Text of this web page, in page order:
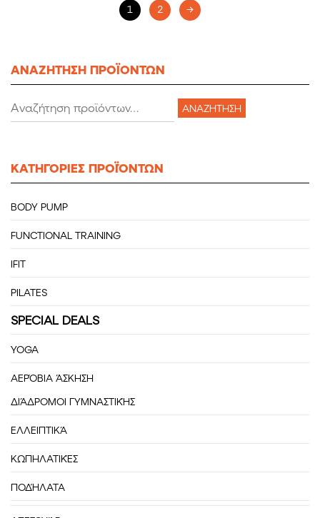
1 2 →
ΑΝΑΖΗΤΗΣΗ ΠΡΟΪΟΝΤΩΝ
Αναζήτηση
για:
ΑΝΑΖΉΤΗΣΗ
KATHΓΟΡΙΕΣ ΠΡΟΪΌΝΤΩΝ
BODY PUMP
FUNCTIONAL TRAINING
IFIT
PILATES
SPECIAL DEALS
YOGA
ΑΕΡΌΒΙΑ ΆΣΚΗΣΗ
ΔΙΆΔΡΟΜΟΙ ΓΥΜΝΑΣΤΙΚΉΣ
ΕΛΛΕΙΠΤΙΚΆ
ΚΩΠΗΛΑΤΙΚΈΣ
ΠΟΔΉΛΑΤΑ